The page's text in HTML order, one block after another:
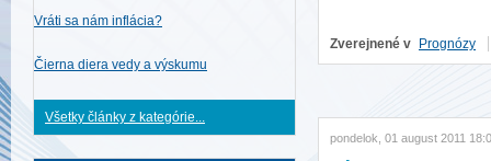
Vráti sa nám inflácia?
Čierna diera vedy a výskumu
Všetky články z kategórie...
Zverejnené v Prognózy
pondelok, 01 august 2011